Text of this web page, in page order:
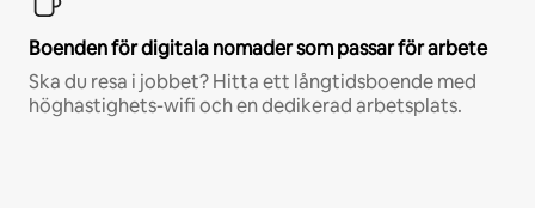
Boenden för digitala nomader som passar för arbete
Ska du resa i jobbet? Hitta ett långtidsboende med
höghastighets-wifi och en dedikerad arbetsplats.